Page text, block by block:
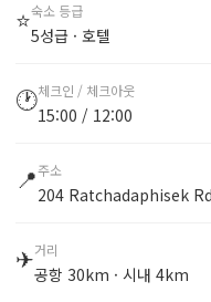
⭐숙소 등급
5성급 · 호텔
🕐체크인 / 체크아웃
15:00 / 12:00
📍주소
204 Ratchadaphisek
✈거리
공항 30km · 시내 4km